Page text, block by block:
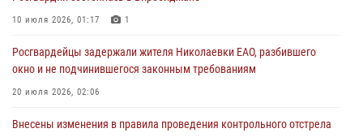
Правила приобретения нарезного оружия изменены: минимальный
стаж владения сокращён до трёх лет
10 июля 2026, 01:17 1
Росгвардейцы задержали жителя Николаевки ЕАО, разбившего
окно и не подчинившегося законным требованиям
20 июля 2026, 02:06
Внесены изменения в правила проведения контрольного отстрела